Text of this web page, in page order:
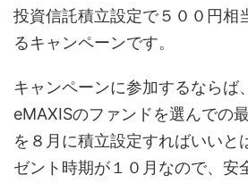
投資信託積立設定で５００円相
るキャンペーンです。
キャンペーンに参加するならば
eMAXISのファンドを選んでの
を８月に積立設定すればいいと
ゼント時期が１０月なので、安